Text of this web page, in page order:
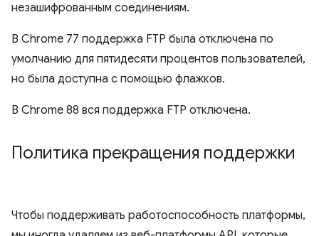
незашифрованным соединениям.
В Chrome 77 поддержка FTP была отключена по
умолчанию для пятидесяти процентов пользователей,
но была доступна с помощью флажков.
В Chrome 88 вся поддержка FTP отключена.
Политика прекращения поддержки
Чтобы поддерживать работоспособность платформы,